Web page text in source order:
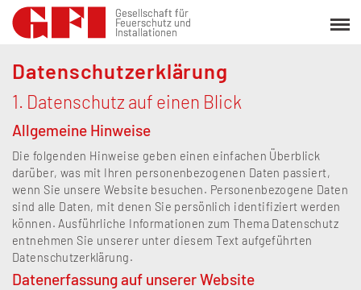
Gesellschaft für
Feuerschutz und
Installationen
Gesellschaft für
Feuerschutz und
Installationen
Datenschutzerklärung
1. Datenschutz auf einen Blick
Allgemeine Hinweise
Die folgenden Hinweise geben einen einfachen Überblick
darüber, was mit Ihren personenbezogenen Daten passiert,
wenn Sie unsere Website besuchen. Personenbezogene Daten
sind alle Daten, mit denen Sie persönlich identifiziert werden
können. Ausführliche Informationen zum Thema Datenschutz
entnehmen Sie unserer unter diesem Text aufgeführten
Datenschutzerklärung.
Datenerfassung auf unserer Website